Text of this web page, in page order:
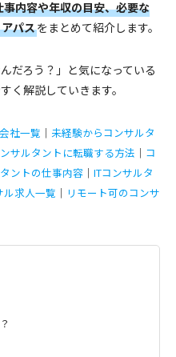
事内容や年収の目安、必要な
パスをまとめて紹介します。
だろう？」と気になっている
く解説していきます。
社一覧 ｜ 未経験からコンサルタ
サルタントに転職する方法 ｜ コ
ントの仕事内容 ｜ ITコンサルタ
ル求人一覧 ｜ リモート可のコンサ